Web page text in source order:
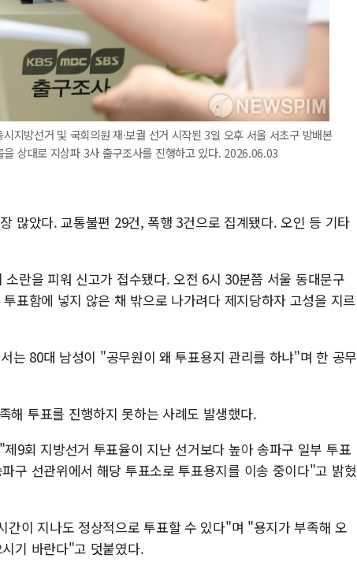
지방선거 및 국회의원 재·보궐 선거 시작된 3일 오후 서울 서초구 방배본
상대로 지상파 3사 출구조사를 진행하고 있다. 2026.06.03
많았다. 교통불편 29건, 폭행 3건으로 집계됐다. 오인 등 기타
란을 피워 신고가 접수됐다. 오전 6시 30분쯤 서울 동대문구
표함에 넣지 않은 채 밖으로 나가려다 제지당하자 고성을 지르
는 80대 남성이 "공무원이 왜 투표용지 관리를 하냐"며 한 공무
해 투표를 진행하지 못하는 사례도 발생했다.
9회 지방선거 투표율이 지난 선거보다 높아 송파구 일부 투표
구 선관위에서 해당 투표소로 투표용지를 이송 중이다"고 밝혔
간이 지나도 정상적으로 투표할 수 있다"며 "용지가 부족해 오
기 바란다"고 덧붙였다.